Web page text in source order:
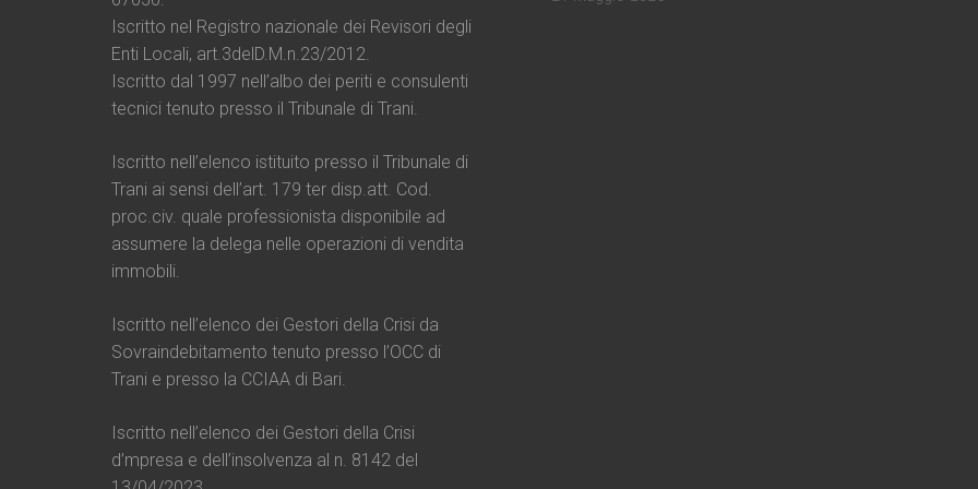
Iscritto nel Registro nazionale dei Revisori degli
Enti Locali, art.3delD.M.n.23/2012.
Iscritto dal 1997 nell’albo dei periti e consulenti
tecnici tenuto presso il Tribunale di Trani.
Iscritto nell’elenco istituito presso il Tribunale di
Trani ai sensi dell’art. 179 ter disp.att. Cod.
proc.civ. quale professionista disponibile ad
assumere la delega nelle operazioni di vendita
immobili.
Iscritto nell’elenco dei Gestori della Crisi da
Sovraindebitamento tenuto presso l’OCC di
Trani e presso la CCIAA di Bari.
Iscritto nell’elenco dei Gestori della Crisi
d’mpresa e dell’insolvenza al n. 8142 del